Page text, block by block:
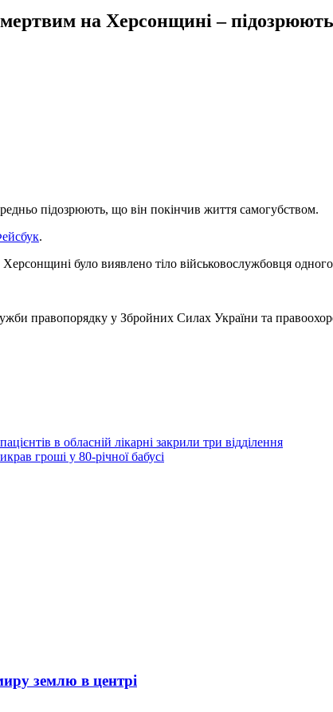
на Херсонщині –
підозрюють, що він покінчив життя самогубством.
.
було виявлено тіло військовослужбовця
правопорядку у Збройних Силах України та
в обласній лікарні закрили три відділення
гроші у 80-річної бабусі
землю в центрі